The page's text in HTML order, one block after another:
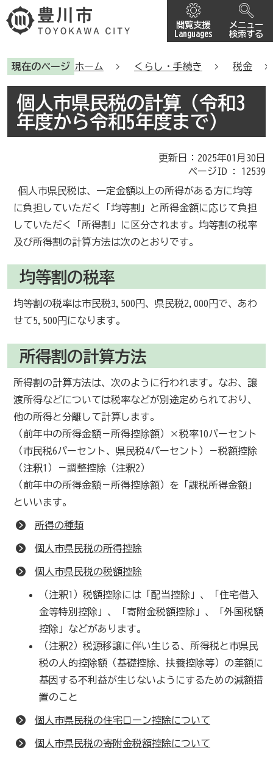
閲覧支援
Languages
メニュー
検索する
現在のページ ホーム くらし・手続き 税金
個人市県民税の計算（令和3
年度から令和5年度まで）
更新日：2025年01月30日
ページID : 12539
個人市県民税は、一定金額以上の所得がある方に均等
に負担していただく「均等割」と所得金額に応じて負担
していただく「所得割」に区分されます。均等割の税率
及び所得割の計算方法は次のとおりです。
均等割の税率
均等割の税率は市民税3,500円、県民税2,000円で、あわ
せて5,500円になります。
所得割の計算方法
所得割の計算方法は、次のように行われます。なお、譲
渡所得などについては税率などが別途定められており、
他の所得と分離して計算します。
（前年中の所得金額－所得控除額）×税率10パーセント
（市民税6パーセント、県民税4パーセント）－税額控除
（注釈1）－調整控除（注釈2）
（前年中の所得金額－所得控除額）を「課税所得金額」
といいます。
所得の種類
個人市県民税の所得控除
個人市県民税の税額控除
（注釈1）税額控除には「配当控除」、「住宅借入
金等特別控除」、「寄附金税額控除」、「外国税額
控除」などがあります。
（注釈2）税源移譲に伴い生じる、所得税と市県民
税の人的控除額（基礎控除、扶養控除等）の差額に
基因する不利益が生じないようにするための減額措
置のこと
個人市県民税の住宅ローン控除について
個人市県民税の寄附金税額控除について